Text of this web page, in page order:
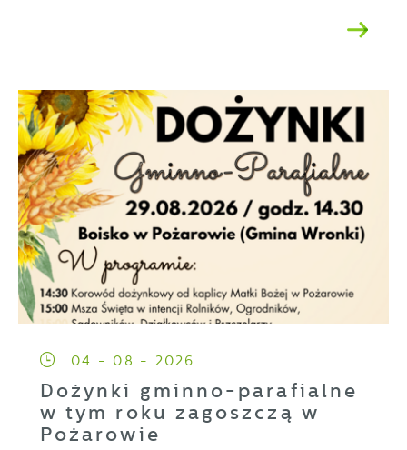
04 - 08 - 2026
Dożynki gminno-parafialne
w tym roku zagoszczą w
Pożarowie